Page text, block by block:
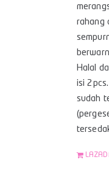
rahang
Halal
isi
sudah